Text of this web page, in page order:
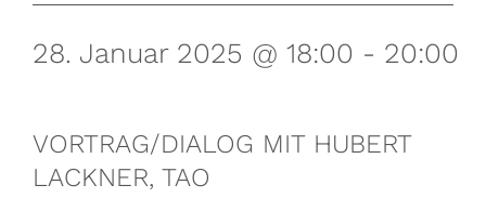
28. Januar 2025 @ 18:00 - 20:00
VORTRAG/DIALOG MIT HUBERT
LACKNER, TAO